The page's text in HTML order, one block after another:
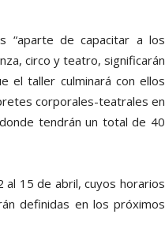
“aparte de capacitar a los
circo y teatro, significarán
el taller culminará con ellos
corporales-teatrales en
tendrán un total de 40
15 de abril, cuyos horarios
definidas en los próximos